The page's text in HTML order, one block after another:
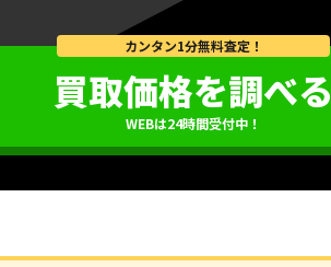
カンタン1分無料査定！
買取価格を調べる
WEBは24時間受付中！